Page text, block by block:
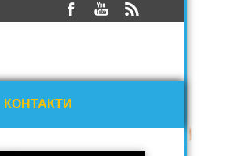
КОНТАКТИ